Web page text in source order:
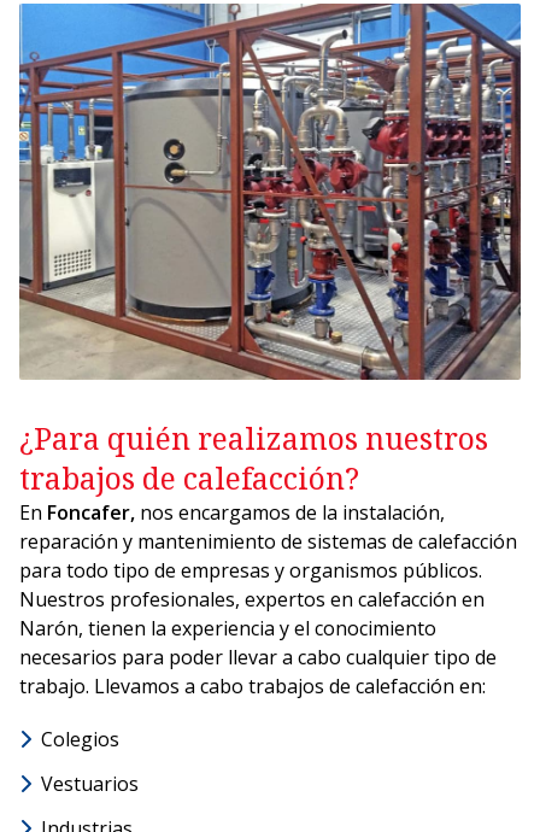
¿Para quién realizamos nuestros
trabajos de calefacción?
En Foncafer, nos encargamos de la instalación,
reparación y mantenimiento de sistemas de calefacción
para todo tipo de empresas y organismos públicos.
Nuestros profesionales, expertos en calefacción en
Narón, tienen la experiencia y el conocimiento
necesarios para poder llevar a cabo cualquier tipo de
trabajo. Llevamos a cabo trabajos de calefacción en:
Colegios
Vestuarios